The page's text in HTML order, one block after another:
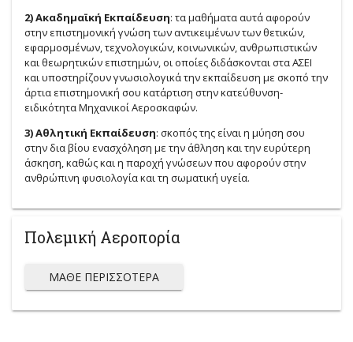
2) Ακαδημαϊκή Εκπαίδευση: τα μαθήματα αυτά αφορούν
στην επιστημονική γνώση των αντικειμένων των θετικών,
εφαρμοσμένων, τεχνολογικών, κοινωνικών, ανθρωπιστικών
και θεωρητικών επιστημών, οι οποίες διδάσκονται στα ΑΣΕΙ
και υποστηρίζουν γνωσιολογικά την εκπαίδευση με σκοπό την
άρτια επιστημονική σου κατάρτιση στην κατεύθυνση-
ειδικότητα Μηχανικοί Αεροσκαφών.
3) Αθλητική Εκπαίδευση: σκοπός της είναι η μύηση σου
στην δια βίου ενασχόληση με την άθληση και την ευρύτερη
άσκηση, καθώς και η παροχή γνώσεων που αφορούν στην
ανθρώπινη φυσιολογία και τη σωματική υγεία.
Πολεμική Αεροπορία
ΜΆΘΕ ΠΕΡΙΣΣΌΤΕΡΑ